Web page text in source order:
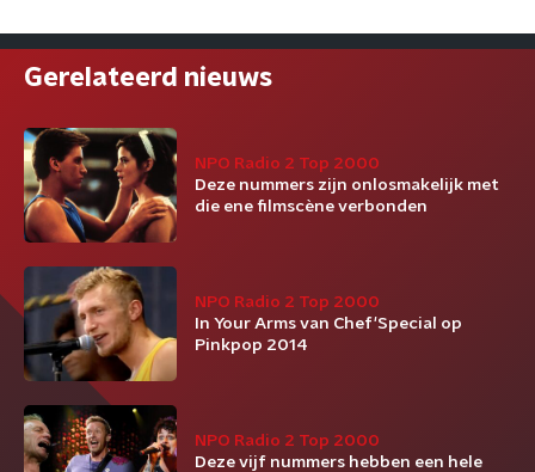
Gerelateerd nieuws
NPO Radio 2 Top 2000
Deze nummers zijn onlosmakelijk met
die ene filmscène verbonden
NPO Radio 2 Top 2000
In Your Arms van Chef'Special op
Pinkpop 2014
NPO Radio 2 Top 2000
Deze vijf nummers hebben een hele